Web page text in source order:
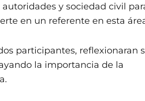
y sociedad civil
en un referente en esta
participantes, reflexionaran
la importancia de la